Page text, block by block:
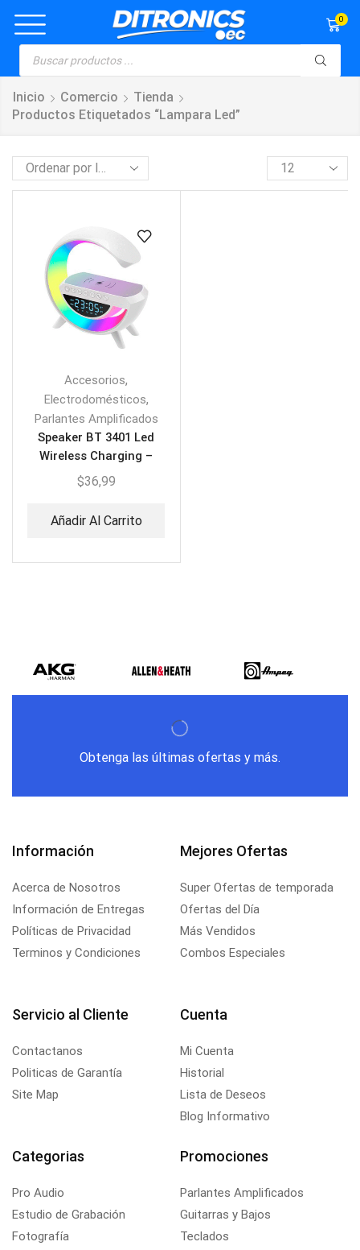
0
Inicio Comercio
Tienda
Productos Etiquetados “lampara Led”
Accesorios,
Electrodomésticos,
Parlantes Amplificados
Speaker BT 3401 Led
Wireless Charging –
Parlante Bluetooth
$36,99
Añadir Al Carrito
Obtenga las últimas ofertas y más.
Información
Acerca de Nosotros
Información de Entregas
Políticas de Privacidad
Terminos y Condiciones
Mejores Ofertas
Super Ofertas de temporada
Ofertas del Día
Más Vendidos
Combos Especiales
Servicio al Cliente
Contactanos
Politicas de Garantía
Site Map
Cuenta
Mi Cuenta
Historial
Lista de Deseos
Blog Informativo
Categorias
Pro Audio
Estudio de Grabación
Fotografía
Promociones
Parlantes Amplificados
Guitarras y Bajos
Teclados